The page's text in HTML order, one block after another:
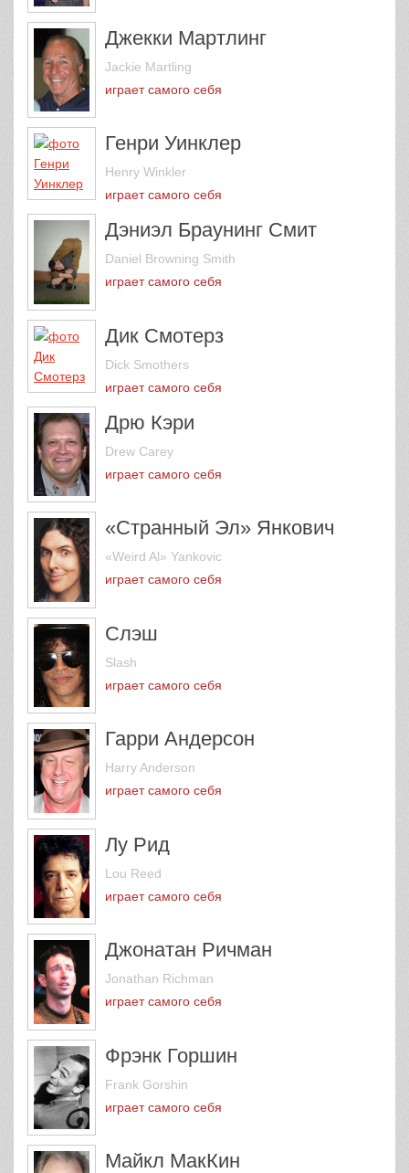
Джекки Мартлинг
Jackie Martling
играет самого себя
Генри Уинклер
Henry Winkler
играет самого себя
Дэниэл Браунинг Смит
Daniel Browning Smith
играет самого себя
Дик Смотерз
Dick Smothers
играет самого себя
Дрю Кэри
Drew Carey
играет самого себя
«Странный Эл» Янкович
«Weird Al» Yankovic
играет самого себя
Слэш
Slash
играет самого себя
Гарри Андерсон
Harry Anderson
играет самого себя
Лу Рид
Lou Reed
играет самого себя
Джонатан Ричман
Jonathan Richman
играет самого себя
Фрэнк Горшин
Frank Gorshin
играет самого себя
Майкл МакКин